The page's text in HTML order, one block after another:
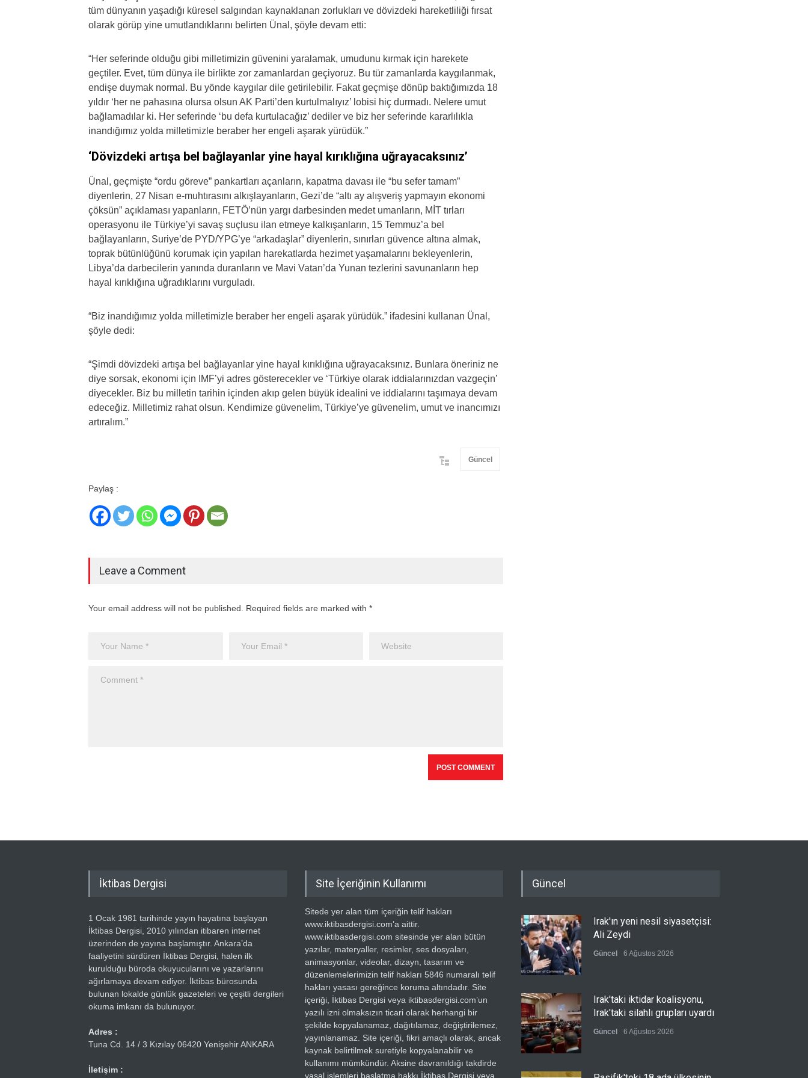
tüm dünyanın yaşadığı küresel salgından kaynaklanan zorlukları ve dövizdeki hareketliliği fırsat
olarak görüp yine umutlandıklarını belirten Ünal, şöyle devam etti:
“Her seferinde olduğu gibi milletimizin güvenini yaralamak, umudunu kırmak için harekete
geçtiler. Evet, tüm dünya ile birlikte zor zamanlardan geçiyoruz. Bu tür zamanlarda kaygılanmak,
endişe duymak normal. Bu yönde kaygılar dile getirilebilir. Fakat geçmişe dönüp baktığımızda 18
yıldır ‘her ne pahasına olursa olsun AK Parti’den kurtulmalıyız’ lobisi hiç durmadı. Nelere umut
bağlamadılar ki. Her seferinde ‘bu defa kurtulacağız’ dediler ve biz her seferinde kararlılıkla
inandığımız yolda milletimizle beraber her engeli aşarak yürüdük.”
‘Dövizdeki artışa bel bağlayanlar yine hayal kırıklığına uğrayacaksınız’
Ünal, geçmişte “ordu göreve” pankartları açanların, kapatma davası ile “bu sefer tamam”
diyenlerin, 27 Nisan e-muhtırasını alkışlayanların, Gezi’de “altı ay alışveriş yapmayın ekonomi
çöksün” açıklaması yapanların, FETÖ’nün yargı darbesinden medet umanların, MİT tırları
operasyonu ile Türkiye’yi savaş suçlusu ilan etmeye kalkışanların, 15 Temmuz’a bel
bağlayanların, Suriye’de PYD/YPG’ye “arkadaşlar” diyenlerin, sınırları güvence altına almak,
toprak bütünlüğünü korumak için yapılan harekatlarda hezimet yaşamalarını bekleyenlerin,
Libya’da darbecilerin yanında duranların ve Mavi Vatan’da Yunan tezlerini savunanların hep
hayal kırıklığına uğradıklarını vurguladı.
“Biz inandığımız yolda milletimizle beraber her engeli aşarak yürüdük.” ifadesini kullanan Ünal,
şöyle dedi:
“Şimdi dövizdeki artışa bel bağlayanlar yine hayal kırıklığına uğrayacaksınız. Bunlara öneriniz ne
diye sorsak, ekonomi için IMF’yi adres gösterecekler ve ‘Türkiye olarak iddialarınızdan vazgeçin’
diyecekler. Biz bu milletin tarihin içinden akıp gelen büyük idealini ve iddialarını taşımaya devam
edeceğiz. Milletimiz rahat olsun. Kendimize güvenelim, Türkiye’ye güvenelim, umut ve inancımızı
artıralım.”
Güncel
Paylaş :
Leave a Comment
Your email address will not be published. Required fields are marked with *
İktibas Dergisi
1 Ocak 1981 tarihinde yayın hayatına başlayan
İktibas Dergisi, 2010 yılından itibaren internet
üzerinden de yayına başlamıştır. Ankara’da
faaliyetini sürdüren İktibas Dergisi, halen ilk
kurulduğu büroda okuyucularını ve yazarlarını
ağırlamaya devam ediyor. İktibas bürosunda
bulunan lokalde günlük gazeteleri ve çeşitli dergileri
okuma imkanı da bulunuyor.
Adres :
Tuna Cd. 14 / 3 Kızılay 06420 Yenişehir ANKARA
İletişim :
Site İçeriğinin Kullanımı
Sitede yer alan tüm içeriğin telif hakları
www.iktibasdergisi.com’a aittir.
www.iktibasdergisi.com sitesinde yer alan bütün
yazılar, materyaller, resimler, ses dosyaları,
animasyonlar, videolar, dizayn, tasarım ve
düzenlemelerimizin telif hakları 5846 numaralı telif
hakları yasası gereğince koruma altındadır. Site
içeriği, İktibas Dergisi veya iktibasdergisi.com’un
yazılı izni olmaksızın ticari olarak herhangi bir
şekilde kopyalanamaz, dağıtılamaz, değiştirilemez,
yayınlanamaz. Site içeriği, fikri amaçlı olarak, ancak
kaynak belirtilmek suretiyle kopyalanabilir ve
kullanımı mümkündür. Aksine davranıldığı takdirde
yasal işlemleri başlatma hakkı İktibas Dergisi veya
Güncel
Irak'ın yeni nesil siyasetçisi:
Ali Zeydi
Güncel 6 Ağustos 2026
Irak'taki iktidar koalisyonu,
Irak'taki silahlı grupları uyardı
Güncel 6 Ağustos 2026